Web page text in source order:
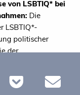
von LSBTIQ* bei
Die
LSBTIQ*-
politischer
der
einbezogen bzw.
bzgl.